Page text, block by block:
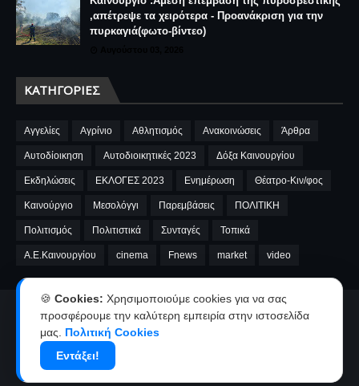
,απέτρεψε τα χειρότερα - Προανάκριση για την
πυρκαγιά(φωτο-βίντεο)
ΚΑΤΗΓΟΡΊΕΣ
Αγγελίες Αγρίνιο Αθλητισμός Ανακοινώσεις Άρθρα
Αυτοδίοικηση Αυτοδιοικητικές 2023 Δόξα Καινουργίου
Εκδηλώσεις ΕΚΛΟΓΕΣ 2023 Ενημέρωση Θέατρο-Κιν/φος
Καινούργιο Μεσολόγγι Παρεμβάσεις ΠΟΛΙΤΙΚΗ
Πολιτισμός Πολιτιστικά Συνταγές Τοπικά
A.E.Καινουργίου cinema Fnews market video
Αρχική Ταυτότητα
Όροι χρήσης-Πολιτική απορρήτου
Επικοινωνία-Διαφήμιση
Copyright ©2026 kainourgiopress-Νέα από το Καινούργιο,το Αγρίνιο
🍪 Cookies: Χρησιμοποιούμε cookies για να σας
προσφέρουμε την καλύτερη εμπειρία στην ιστοσελίδα
μας. Πολιτική Cookies
Εντάξει!